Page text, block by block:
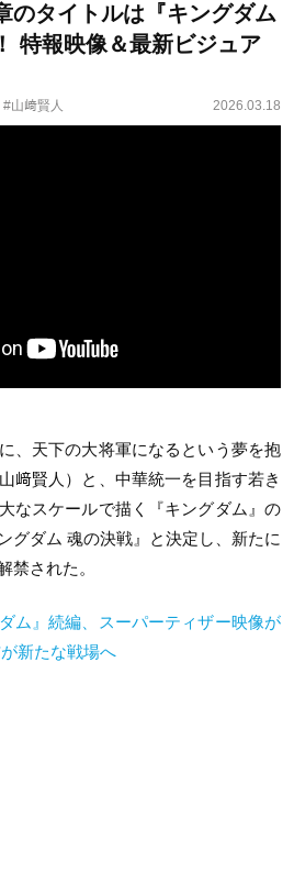
のタイトルは『キングダム
特報映像＆最新ビジュア
#山﨑賢人 2026.03.18
、天下の大将軍になるという夢を抱
﨑賢人）と、中華統一を目指す若き
なスケールで描く『キングダム』の
グダム 魂の決戦』と決定し、新たに
禁された。
ム』続編、スーパーティザー映像が
新たな戦場へ